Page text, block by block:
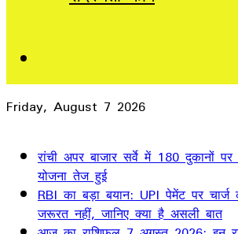
Friday, August 7 2026
रांची अपर बाजार सर्वे में 180 दुकानों पर
योजना तेज हुई
RBI का बड़ा बयान: UPI पेमेंट पर
जरूरत नहीं, जानिए क्या है असली बात